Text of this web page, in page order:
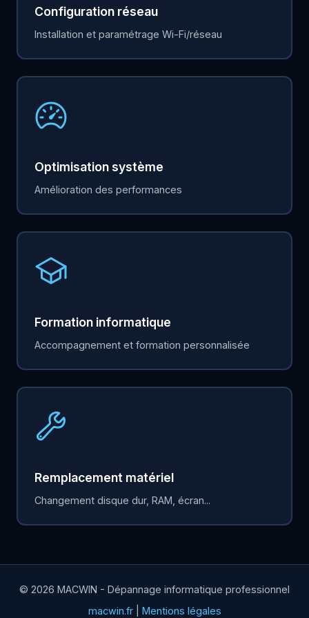
Configuration réseau
Installation et paramétrage Wi-Fi/réseau
Optimisation système
Amélioration des performances
Formation informatique
Accompagnement et formation personnalisée
Remplacement matériel
Changement disque dur, RAM, écran...
© 2026 MACWIN - Dépannage informatique professionnel
macwin.fr| Mentions légales